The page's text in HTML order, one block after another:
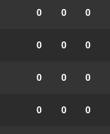
0 0 0
0 0 0
0 0 0
0 0 0